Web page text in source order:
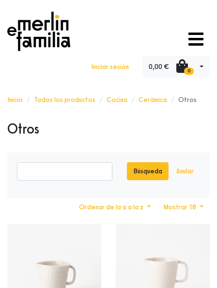
Iniciar sesión 0,00 € 0
Inicio Todos los productos Cocina Cerámica Otros
Otros
Búsqueda Anular
Mostrar 18
Ordenar de la a a la z